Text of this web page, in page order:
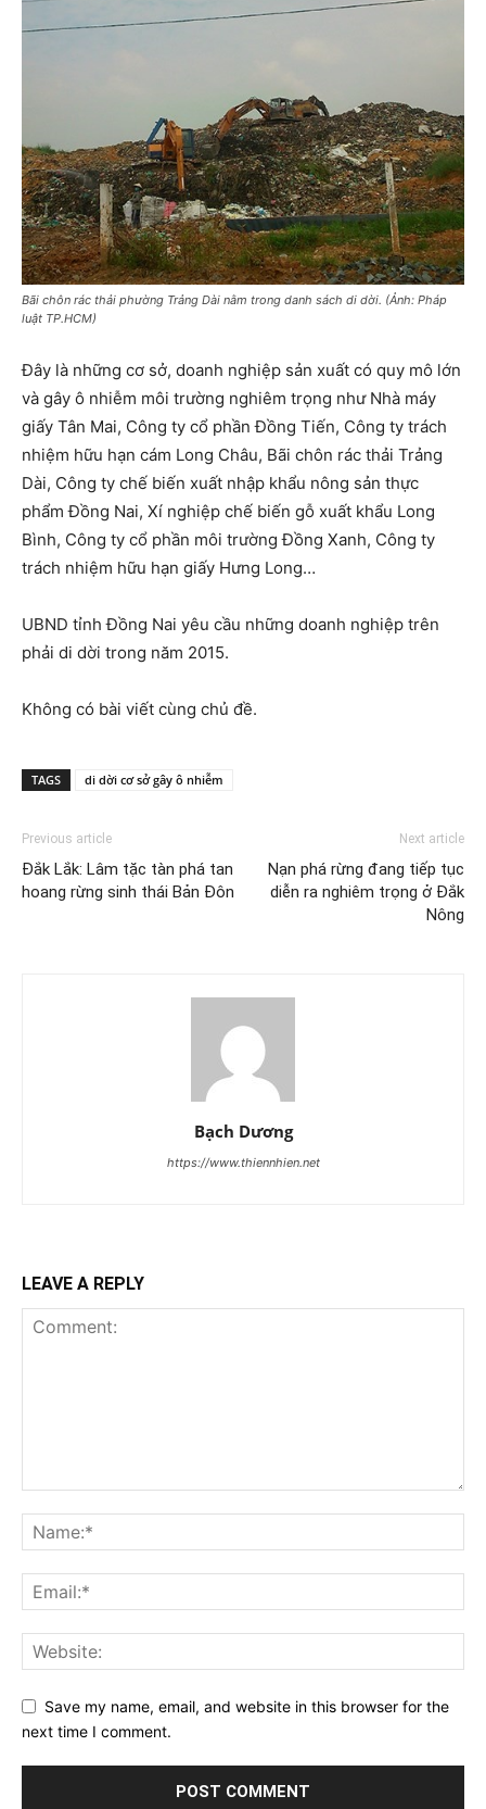
Bãi chôn rác thải phường Trảng Dài nằm trong danh sách di dời. (Ảnh: Pháp
luật TP.HCM)
Đây là những cơ sở, doanh nghiệp sản xuất có quy mô lớn
và gây ô nhiễm môi trường nghiêm trọng như Nhà máy
giấy Tân Mai, Công ty cổ phần Đồng Tiến, Công ty trách
nhiệm hữu hạn cám Long Châu, Bãi chôn rác thải Trảng
Dài, Công ty chế biến xuất nhập khẩu nông sản thực
phẩm Đồng Nai, Xí nghiệp chế biến gỗ xuất khẩu Long
Bình, Công ty cổ phần môi trường Đồng Xanh, Công ty
trách nhiệm hữu hạn giấy Hưng Long…
UBND tỉnh Đồng Nai yêu cầu những doanh nghiệp trên
phải di dời trong năm 2015.
Không có bài viết cùng chủ đề.
TAGS di dời cơ sở gây ô nhiễm
Previous article
Đắk Lắk: Lâm tặc tàn phá tan
hoang rừng sinh thái Bản Đôn
Next article
Nạn phá rừng đang tiếp tục
diễn ra nghiêm trọng ở Đắk
Nông
Bạch Dương
https://www.thiennhien.net
LEAVE A REPLY
Save my name, email, and website in this browser for the
next time I comment.